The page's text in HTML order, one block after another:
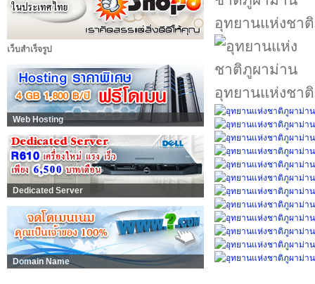
เว็บสำเร็จรูป
Web Hosting
Dedicated Server
Domain Name
อุทยานแห่งชา
อุทยานแห่งชา